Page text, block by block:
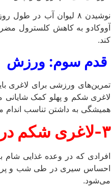
نوشیدن ۸ لیوان آب
کند.
قدم سوم: ورزش
تمرین‌های ورزشی برای لاغری
لاغری شکم و پهلو کمک
همیشگی به داشتن تناسب اندام
۳-لاغری شکم در شب
افرادی که در وعده غذایی شام
احساس سیری در طی شب و
می‌شود.